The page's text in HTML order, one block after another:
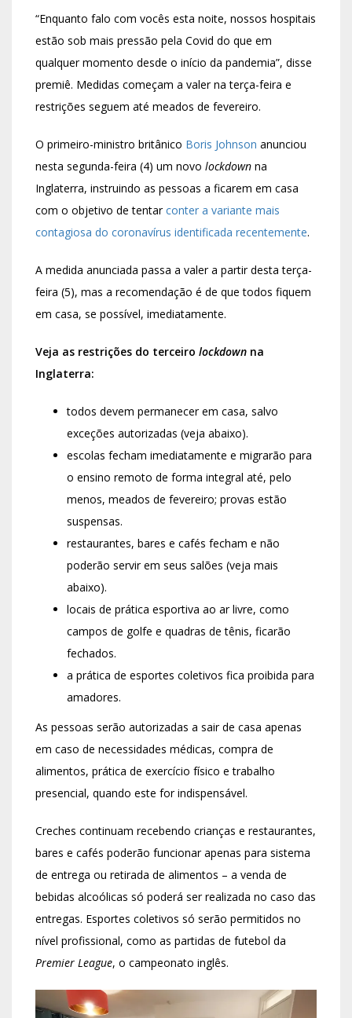
“Enquanto falo com vocês esta noite, nossos hospitais
estão sob mais pressão pela Covid do que em
qualquer momento desde o início da pandemia”, disse
premiê. Medidas começam a valer na terça-feira e
restrições seguem até meados de fevereiro.
O primeiro-ministro britânico Boris Johnson anunciou
nesta segunda-feira (4) um novo lockdown na
Inglaterra, instruindo as pessoas a ficarem em casa
com o objetivo de tentarconter a variante mais
contagiosa do coronavírus identificada recentemente.
A medida anunciada passa a valer a partir desta terça-
feira (5), mas a recomendação é de que todos fiquem
em casa, se possível, imediatamente.
Veja as restrições do terceiro lockdown na
Inglaterra:
todos devem permanecer em casa, salvo
exceções autorizadas (veja abaixo).
escolas fecham imediatamente e migrarão para
o ensino remoto de forma integral até, pelo
menos, meados de fevereiro; provas estão
suspensas.
restaurantes, bares e cafés fecham e não
poderão servir em seus salões (veja mais
abaixo).
locais de prática esportiva ao ar livre, como
campos de golfe e quadras de tênis, ficarão
fechados.
a prática de esportes coletivos fica proibida para
amadores.
As pessoas serão autorizadas a sair de casa apenas
em caso de necessidades médicas, compra de
alimentos, prática de exercício físico e trabalho
presencial, quando este for indispensável.
Creches continuam recebendo crianças e restaurantes,
bares e cafés poderão funcionar apenas para sistema
de entrega ou retirada de alimentos – a venda de
bebidas alcoólicas só poderá ser realizada no caso das
entregas. Esportes coletivos só serão permitidos no
nível profissional, como as partidas de futebol da
Premier League, o campeonato inglês.